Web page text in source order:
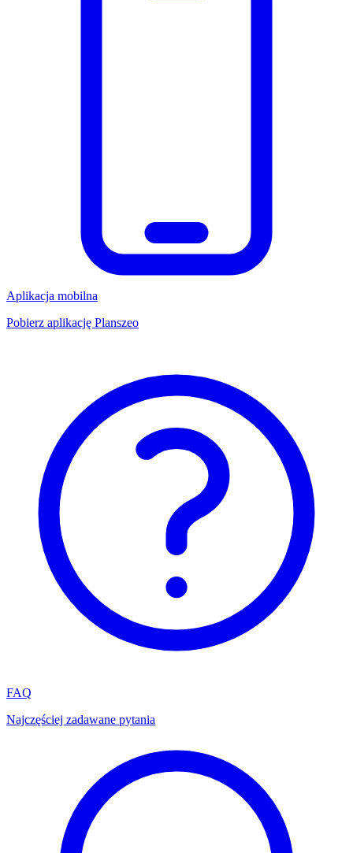
Aplikacja mobilna
Pobierz aplikację Planszeo
FAQ
Najczęściej zadawane pytania